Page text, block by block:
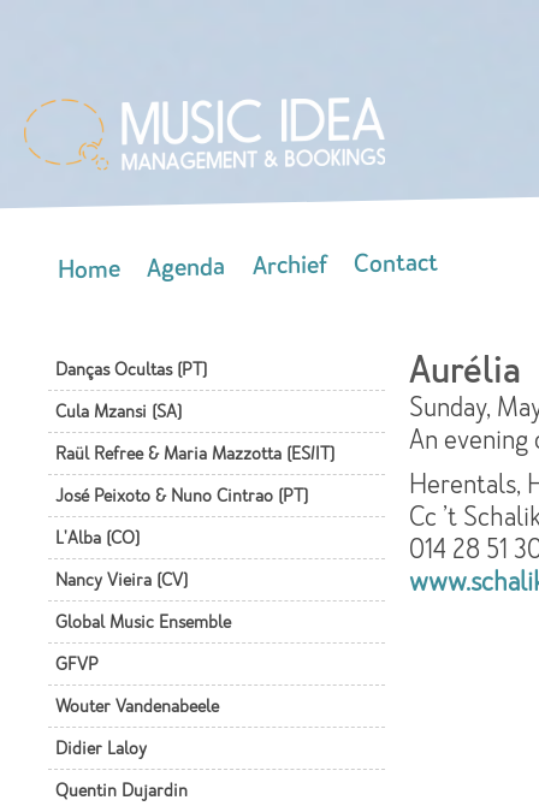
Home Agenda Archief Contact
Danças Ocultas (PT)
Cula Mzansi (SA)
Raül Refree & Maria Mazzotta (ES/IT)
José Peixoto & Nuno Cintrao (PT)
L'Alba (CO)
Nancy Vieira (CV)
Global Music Ensemble
GFVP
Wouter Vandenabeele
Didier Laloy
Quentin Dujardin
Aurélia
Sunday,
An evening
Herentals,
Cc ’t
014 28 51